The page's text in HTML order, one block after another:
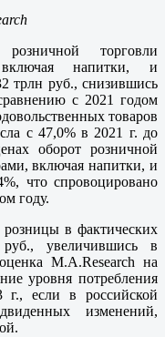
торговли
включая напитки, и
трлн руб., снизившись
с 2021 годом
товаров
с 47,0% в 2021 г. до
оборот розничной
включая напитки, и
что спровоцировано
году.
розницы в фактических
увеличившись в
M.A.Research на
уровня потребления
г., если в российской
изменений,